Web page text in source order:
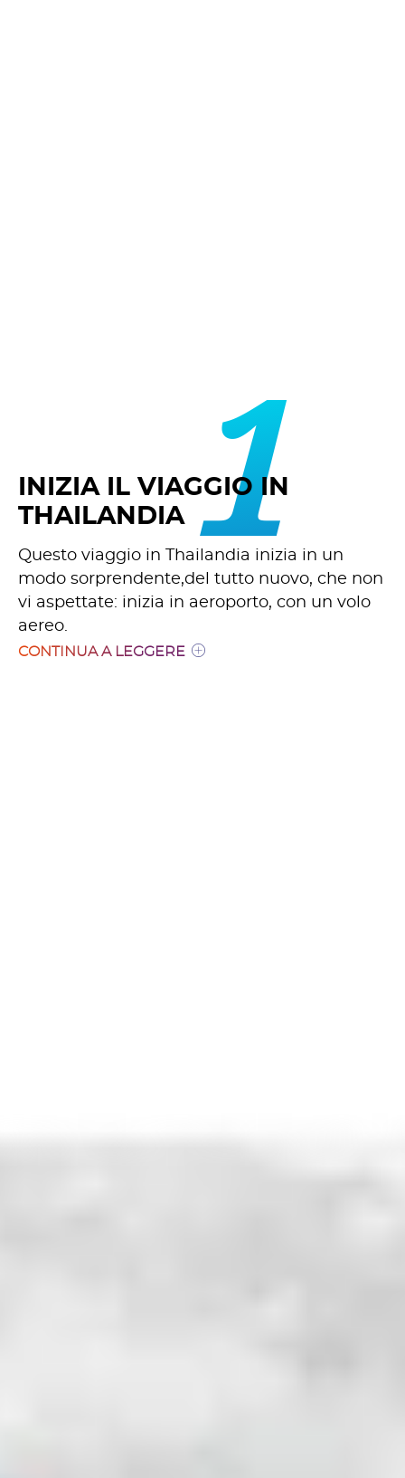
1
INIZIA IL VIAGGIO IN
THAILANDIA
Questo viaggio in Thailandia inizia in un
modo sorprendente,del tutto nuovo, che non
vi aspettate: inizia in aeroporto, con un volo
aereo.
CONTINUA A LEGGERE